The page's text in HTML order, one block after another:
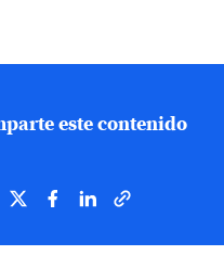
este contenido